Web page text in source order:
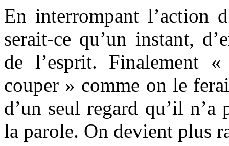
En interrompant l’action
serait-ce qu’un instant,
de l’esprit. Finalement
couper » comme on le
d’un seul regard qu’il
la parole. On devient plus